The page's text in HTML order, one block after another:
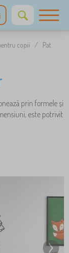
copii /
Pat
prin formele și
este potrivit